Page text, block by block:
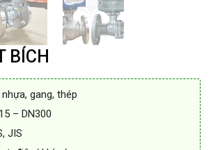
BÍCH
gang, thép
– DN300
JIS